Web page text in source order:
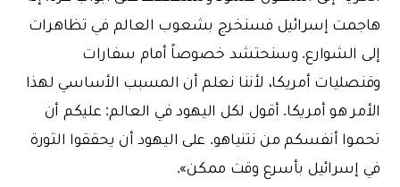
هاجمت إسرائيل فسنخرج بشعوب العالم في تظاهرات
إلى الشوارع. وسنحتشد خصوصاً أمام سفارات
وقنصليات أمريكا، لأننا نعلم أن المسبب الأساسي لهذا
الأمر هو أمريكا. أقول لكل اليهود في العالم: عليكم أن
تحموا أنفسكم من نتنياهو. على اليهود أن يحققوا الثورة
في إسرائيل بأسرع وقت ممكن».